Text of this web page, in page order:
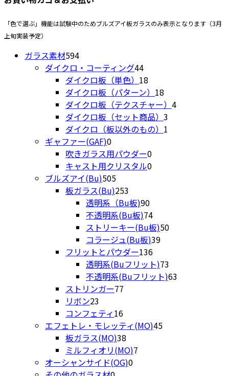
き
商
品
ペ
か
ら
選
択
で
き
ま
す
「色で選ぶ」機能は試験中のためブルズアイ板ガラスのみ表示となります（3月
上旬実装予定）
ガラス素材594594
個
の
商
品
ダイクロ・コーティング4444
個
の
商
品
ダイクロ板（単色） 18
個
の
商
品
ダイクロ板（パターン） 18
個
の
商
ダイクロ板（テクスチャー） 44
ダイクロ板（セット商品） 3
ダイクロ（板以外のもの） 1
ギャファー(GAF)00
個
の
商
品
吹きガラス用パウダー00
個
キャスト用クリスタル00
品
ブルズアイ(Bu)505505
個
の
商
品
板ガラス(Bu)253
個
の
商
品
透明系（Bu板)9090
個
の
商
品
不透明系(Bu板)7474
個
の
商
品
ストリーキー(Bu板)5050
品
コラージュ(Bu板)3939
の
商
フリットとパウダー136136
個
の
透明系(Buフリット)73
個
不透明系(Buフリット)63
ストリンガー77
商
品
リボン23
個
の
商
品
コンフェティ1616
個
の
商
品
エフェトレ・モレッティ(MO)4545
板ガラス(MO)38
個
の
ミルフィオリ(MO)7
オーシャンサイド(OG)00